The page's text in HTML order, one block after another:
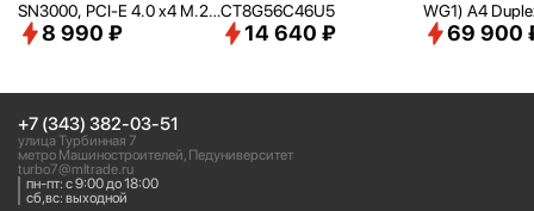
SN3000, PCI-E 4.0 x4 M.2
2280, [R/W - 5000/
8 990 ₽
CT8G56C46U5
14 640 ₽
WG1) A4
рый69 900
+7 (343) 382-03-51
улица Турбинная 7
метро Машиностроителей, Педуниверситет
turbo7@mltrade.ru
пн-пт: с 9:00 до 18:00
сб,вс: выходной